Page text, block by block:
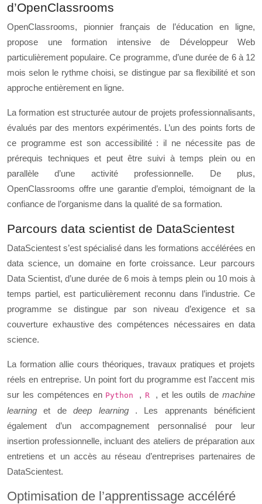
d’OpenClassrooms
OpenClassrooms, pionnier français de l’éducation en ligne,
propose une formation intensive de Développeur Web
particulièrement populaire. Ce programme, d’une durée de 6 à 12
mois selon le rythme choisi, se distingue par sa flexibilité et son
approche entièrement en ligne.
La formation est structurée autour de projets professionnalisants,
évalués par des mentors expérimentés. L’un des points forts de
ce programme est son accessibilité : il ne nécessite pas de
prérequis techniques et peut être suivi à temps plein ou en
parallèle d’une activité professionnelle. De plus,
OpenClassrooms offre une garantie d’emploi, témoignant de la
confiance de l’organisme dans la qualité de sa formation.
Parcours data scientist de DataScientest
DataScientest s’est spécialisé dans les formations accélérées en
data science, un domaine en forte croissance. Leur parcours
Data Scientist, d’une durée de 6 mois à temps plein ou 10 mois à
temps partiel, est particulièrement reconnu dans l’industrie. Ce
programme se distingue par son niveau d’exigence et sa
couverture exhaustive des compétences nécessaires en data
science.
La formation allie cours théoriques, travaux pratiques et projets
réels en entreprise. Un point fort du programme est l’accent mis
sur les compétences en Python , R , et les outils demachine
learninget dedeep learning . Les apprenants bénéficient
également d’un accompagnement personnalisé pour leur
insertion professionnelle, incluant des ateliers de préparation aux
entretiens et un accès au réseau d’entreprises partenaires de
DataScientest.
Optimisation de l’apprentissage accéléré